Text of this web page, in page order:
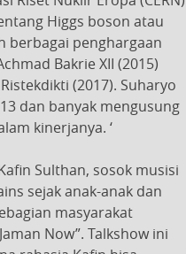
Higgs boson atau
berbagai penghargaan
Bakrie XII (2015)
(2017). Suharyo
dan banyak mengusung
kinerjanya. ‘
Sulthan, sosok musisi
sejak anak-anak dan
masyarakat
Now”. Talkshow ini